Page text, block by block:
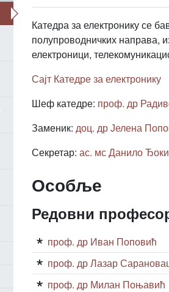
Катедра за електронику се
полупроводничких направа,
електроници,
Сајт Катедре за електронику
Шеф катедре: проф. др
Заменик: доц. др Јелена
Секретар: ас. мс Данило
Особље
Редовни
проф. др Иван Поповић
проф. др Лазар
проф. др Милан Поњавић